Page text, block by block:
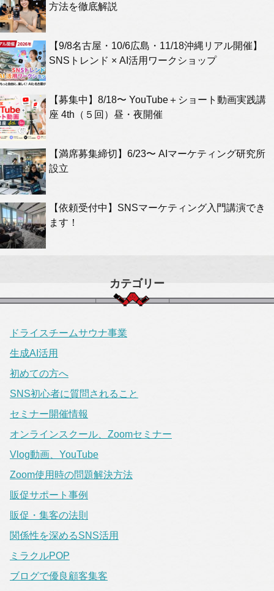
方法を徹底解説
【9/8名古屋・10/6広島・11/18沖縄リアル開催】
SNSトレンド × AI活用ワークショップ
【募集中】8/18〜 YouTube＋ショート動画実践講
座 4th（５回）昼・夜開催
【満席募集締切】6/23〜 AIマーケティング研究所
設立
【依頼受付中】SNSマーケティング入門講演でき
ます！
カテゴリー
ドライスチームサウナ事業
生成AI活用
初めての方へ
SNS初心者に質問されること
セミナー開催情報
オンラインスクール、Zoomセミナー
Vlog動画、YouTube
Zoom使用時の問題解決方法
販促サポート事例
販促・集客の法則
関係性を深めるSNS活用
ミラクルPOP
ブログで優良顧客集客